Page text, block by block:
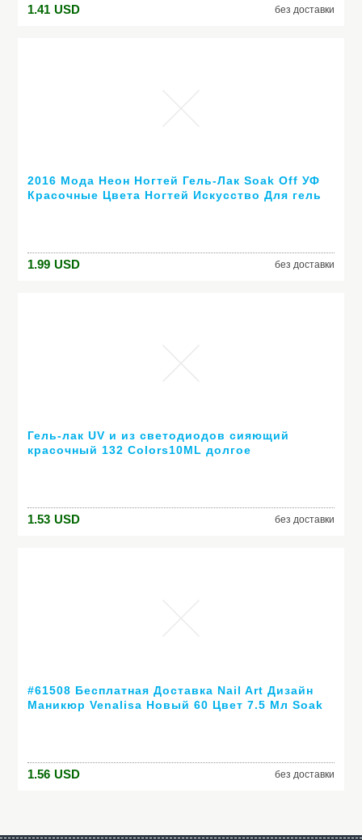
1.41 USD без доставки
2016 Мода Неон Ногтей Гель-Лак Soak Off УФ
Красочные Цвета Ногтей Искусство Для гель
1.99 USD без доставки
Гель-лак UV и из светодиодов сияющий
красочный 132 Colors10ML долгое
1.53 USD без доставки
#61508 Бесплатная Доставка Nail Art Дизайн
Маникюр Venalisa Новый 60 Цвет 7.5 Мл Soak
1.56 USD без доставки